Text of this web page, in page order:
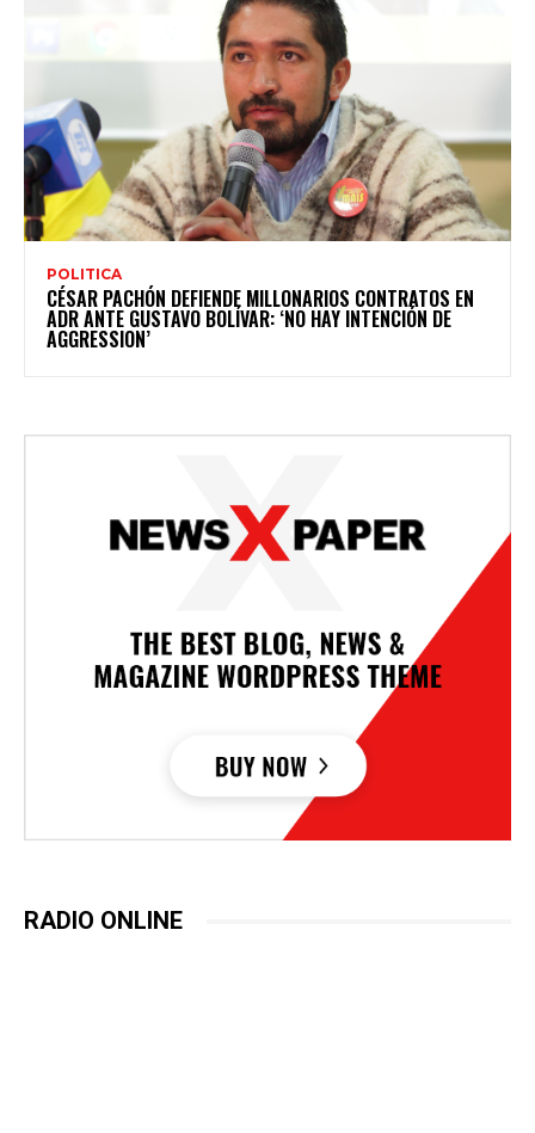
POLITICA
CÉSAR PACHÓN DEFIENDE MILLONARIOS CONTRATOS EN
ADR ANTE GUSTAVO BOLÍVAR: ‘NO HAY INTENCIÓN DE
AGGRESSION’
RADIO ONLINE